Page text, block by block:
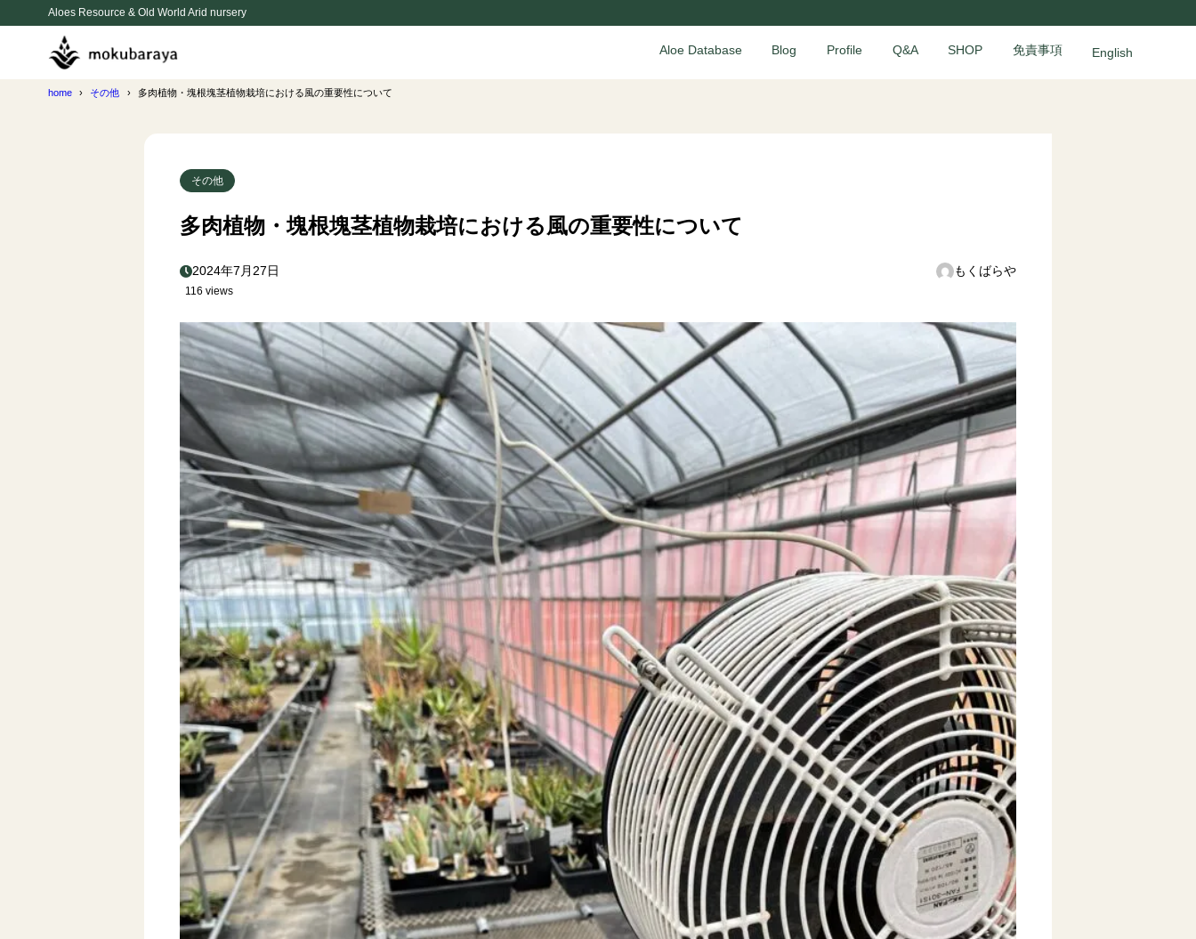
Aloes Resource & Old World Arid nursery
Aloe Database Blog Profile Q&A SHOP 免責事項 English
home その他 多肉植物・塊根塊茎植物栽培における風の重要性について
その他
多肉植物・塊根塊茎植物栽培における風の重要性について
2024年7月27日 もくばらや
116 views